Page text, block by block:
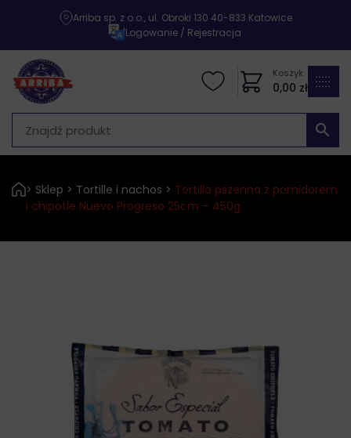
Arriba sp. z o.o., ul. Obroki 130 40-833 Katowice
|Logowanie / Rejestracja
Koszyk
0,00 zł
> Sklep > Tortille i nachos > Tortilla pszenna z pomidorem
i chipotle Nuevo Progreso 25cm – 450g